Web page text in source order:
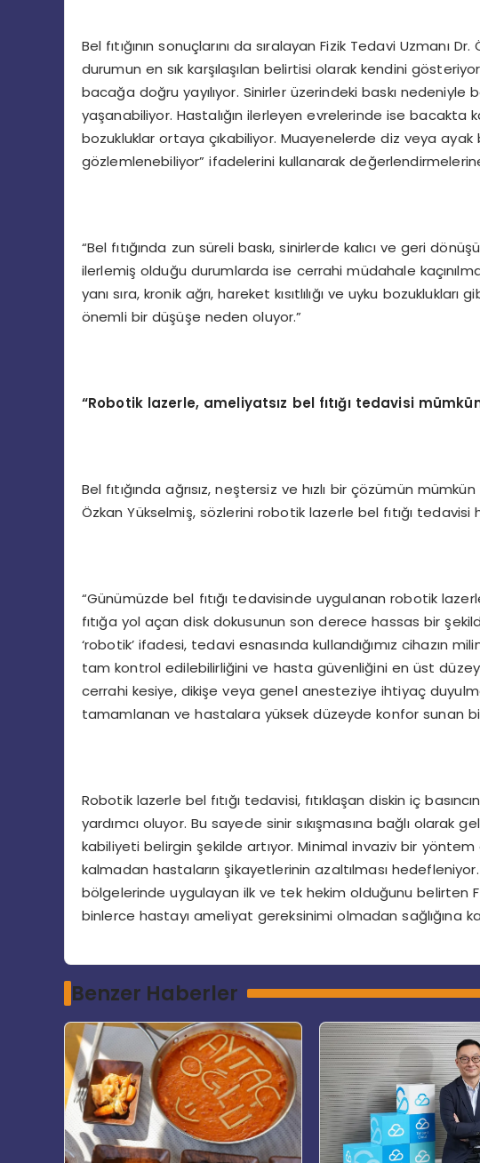
Bel fıtığının sonuçlarını da sıralayan Fizik Tedavi Uzmanı
durumun en sık karşılaşılan belirtisi olarak kendini
bacağa doğru yayılıyor. Sinirler üzerindeki baskı
yaşanabiliyor. Hastalığın ilerleyen evrelerinde ise bacakta
bozukluklar ortaya çıkabiliyor. Muayenelerde diz veya
gözlemlenebiliyor” ifadelerini kullanarak
“Bel fıtığında zun süreli baskı, sinirlerde kalıcı ve geri
ilerlemiş olduğu durumlarda ise cerrahi müdahale
yanı sıra, kronik ağrı, hareket kısıtlılığı ve uyku
önemli bir düşüşe neden oluyor.”
“Robotik lazerle, ameliyatsız bel fıtığı tedavisi
Bel fıtığında ağrısız, neştersiz ve hızlı bir çözümün
Özkan Yükselmiş, sözlerini robotik lazerle bel fıtığı tedavisi
“Günümüzde bel fıtığı tedavisinde uygulanan robotik lazerle
fıtığa yol açan disk dokusunun son derece hassas bir
‘robotik’ ifadesi, tedavi esnasında kullandığımız cihazın
tam kontrol edilebilirliğini ve hasta güvenliğini en üst
cerrahi kesiye, dikişe veya genel anesteziye ihtiyaç
tamamlanan ve hastalara yüksek düzeyde konfor sunan
Robotik lazerle bel fıtığı tedavisi, fıtıklaşan diskin iç
yardımcı oluyor. Bu sayede sinir sıkışmasına bağlı olarak
kabiliyeti belirgin şekilde artıyor. Minimal invaziv bir
kalmadan hastaların şikayetlerinin azaltılması
bölgelerinde uygulayan ilk ve tek hekim olduğunu belirten
binlerce hastayı ameliyat gereksinimi olmadan sağlığına
Benzer Haberler